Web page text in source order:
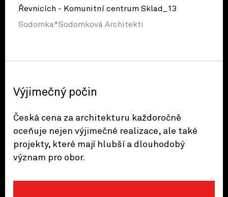
Řevnicích - Komunitní centrum Sklad_13
Sodomka*Sodomková Architekti
Výjimečný počin
Česká cena za architekturu každoročně
oceňuje nejen výjimečné realizace, ale také
projekty, které mají hlubší a dlouhodobý
význam pro obor.